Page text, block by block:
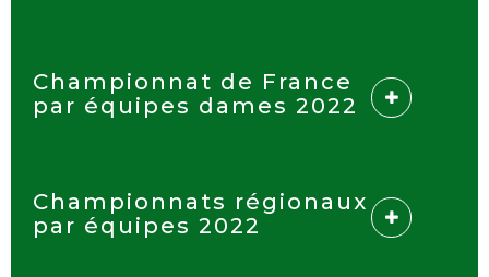
Championnat de France
par équipes dames 2022
Championnats régionaux
par équipes 2022